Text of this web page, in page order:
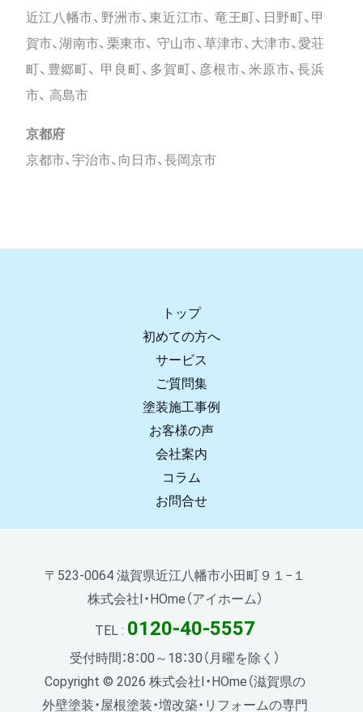
近江八幡市、野洲市、東近江市、 竜王町、日野町、甲
賀市、湖南市、栗東市、 守山市、草津市、大津市、愛荘
町、豊郷町、 甲良町、多賀町、彦根市、米原市、長浜
市、 高島市
京都府
京都市、宇治市、向日市、長岡京市
トップ
初めての方へ
サービス
ご質問集
塗装施工事例
お客様の声
会社案内
コラム
お問合せ
〒523-0064 滋賀県近江八幡市小田町９１−１
株式会社I・HOme（アイホーム）
TEL : 0120-40-5557
受付時間：8：00～18：30（月曜を除く）
Copyright © 2026 株式会社I・HOme（滋賀県の
外壁塗装・屋根塗装・増改築・リフォームの専門